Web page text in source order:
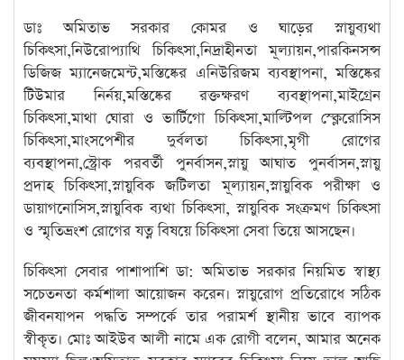
ডাঃ অমিতাভ সরকার কোমর ও ঘাড়ের স্নায়ুব্যথা
চিকিৎসা,নিউরোপ্যাথি চিকিৎসা,নিদ্রাহীনতা মূল্যায়ন,পারকিনসন্স
ডিজিজ ম্যানেজমেন্ট,মস্তিষ্কের এনিউরিজম ব্যবস্থাপনা, মস্তিষ্কের
টিউমার নির্নয়,মস্তিষ্কের রক্তক্ষরণ ব্যবস্থাপনা,মাইগ্রেন
চিকিৎসা,মাথা ঘোরা ও ভার্টিগো চিকিৎসা,মাল্টিপল স্ক্লেরোসিস
চিকিৎসা,মাংসপেশীর দুর্বলতা চিকিৎসা,মৃগী রোগের
ব্যবস্থাপনা,স্ট্রোক পরবর্তী পুনর্বাসন,স্নায়ু আঘাত পুনর্বাসন,স্নায়ু
প্রদাহ চিকিৎসা,স্নায়ুবিক জটিলতা মূল্যায়ন,স্নায়ুবিক পরীক্ষা ও
ডায়াগনোসিস,স্নায়ুবিক ব্যথা চিকিৎসা, স্নায়ুবিক সংক্রমণ চিকিৎসা
ও স্মৃতিভ্রংশ রোগের যত্ন বিষয়ে চিকিৎসা সেবা তিয়ে আসছেন।
চিকিৎসা সেবার পাশাপাশি ডা: অমিতাভ সরকার নিয়মিত স্বাস্থ্য
সচেতনতা কর্মশালা আয়োজন করেন। স্নায়ুরোগ প্রতিরোধে সঠিক
জীবনযাপন পদ্ধতি সম্পর্কে তার পরামর্শ স্থানীয় ভাবে ব্যাপক
স্বীকৃত। মোঃ আইউব আলী নামে এক রোগী বলেন, আমার অনেক